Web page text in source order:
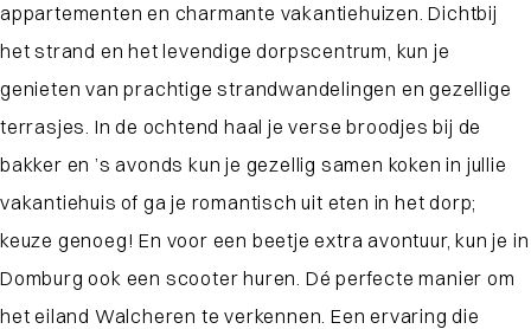
appartementen en charmante vakantiehuizen. Dichtbij
het strand en het levendige dorpscentrum, kun je
genieten van prachtige strandwandelingen en gezellige
terrasjes. In de ochtend haal je verse broodjes bij de
bakker en ’s avonds kun je gezellig samen koken in jullie
vakantiehuis of ga je romantisch uit eten in het dorp;
keuze genoeg! En voor een beetje extra avontuur, kun je in
Domburg ook een scooter huren. Dé perfecte manier om
het eiland Walcheren te verkennen. Een ervaring die